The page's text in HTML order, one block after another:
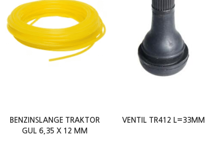
BENZINSLANGE TRAKTOR
GUL 6,35 X 12 MM
VENTIL TR412 L=33MM